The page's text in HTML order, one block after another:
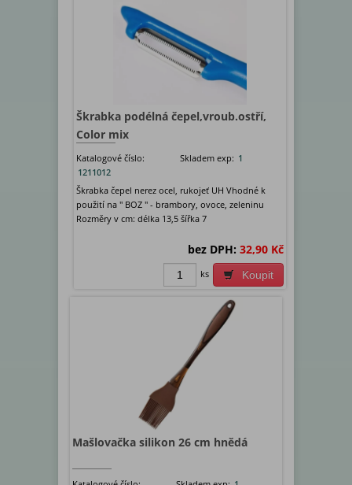
Škrabka podélná čepel,vroub.ostří,
Color mix
Katalogové číslo:
1211012
Skladem exp: 1
Škrabka čepel nerez ocel, rukojeť UH Vhodné k
použití na " BOZ " - brambory, ovoce, zeleninu
Rozměry v cm: délka 13,5 šířka 7
bez DPH: 32,90 Kč
Koupit
ks
Mašlovačka silikon 26 cm hnědá